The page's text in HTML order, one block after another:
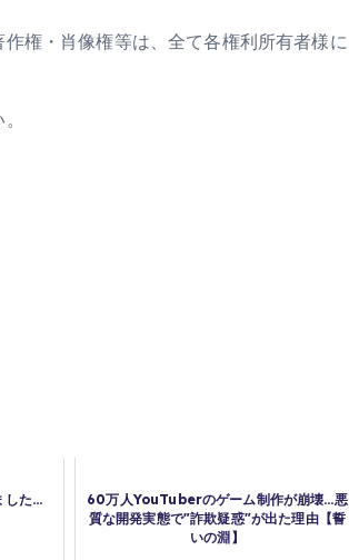
権・肖像権等は、全て各権利所有者様に
した...
60万人YouTuberのゲーム制作が崩壊…悪
質な開発実態で"詐欺疑惑"が出た理由【誓
いの淵】